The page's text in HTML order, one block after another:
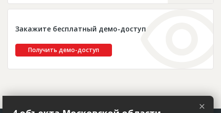
Закажите бесплатный демо-доступ
Получить демо-доступ
×